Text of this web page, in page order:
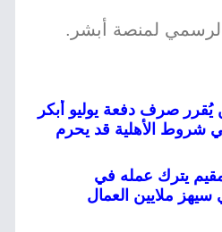
لمنصة أبشر.
صرف دفعة يوليو أبكر
شروط الأهلية قد يحرم
يترك عمله في
سيهز ملايين العمال